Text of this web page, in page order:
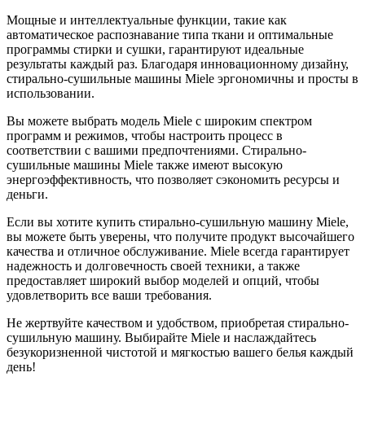
Мощные и интеллектуальные функции, такие как
автоматическое распознавание типа ткани и оптимальные
программы стирки и сушки, гарантируют идеальные
результаты каждый раз. Благодаря инновационному дизайну,
стирально-сушильные машины Miele эргономичны и просты в
использовании.
Вы можете выбрать модель Miele с широким спектром
программ и режимов, чтобы настроить процесс в
соответствии с вашими предпочтениями. Стирально-
сушильные машины Miele также имеют высокую
энергоэффективность, что позволяет сэкономить ресурсы и
деньги.
Если вы хотите купить стирально-сушильную машину Miele,
вы можете быть уверены, что получите продукт высочайшего
качества и отличное обслуживание. Miele всегда гарантирует
надежность и долговечность своей техники, а также
предоставляет широкий выбор моделей и опций, чтобы
удовлетворить все ваши требования.
Не жертвуйте качеством и удобством, приобретая стирально-
сушильную машину. Выбирайте Miele и наслаждайтесь
безукоризненной чистотой и мягкостью вашего белья каждый
день!